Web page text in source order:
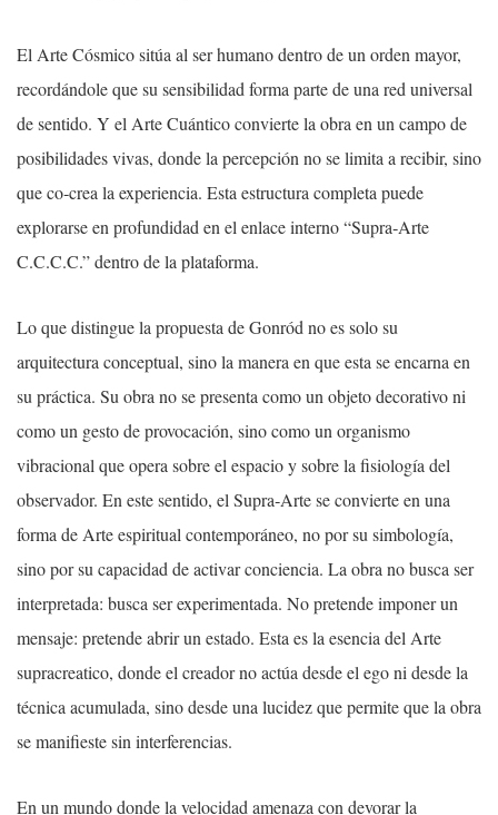
El Arte Cósmico sitúa al ser humano dentro de un orden mayor,
recordándole que su sensibilidad forma parte de una red universal
de sentido. Y el Arte Cuántico convierte la obra en un campo de
posibilidades vivas, donde la percepción no se limita a recibir, sino
que co‑crea la experiencia. Esta estructura completa puede
explorarse en profundidad en el enlace interno “Supra‑Arte
C.C.C.C.” dentro de la plataforma.
Lo que distingue la propuesta de Gonród no es solo su
arquitectura conceptual, sino la manera en que esta se encarna en
su práctica. Su obra no se presenta como un objeto decorativo ni
como un gesto de provocación, sino como un organismo
vibracional que opera sobre el espacio y sobre la fisiología del
observador. En este sentido, el Supra‑Arte se convierte en una
forma de Arte espiritual contemporáneo, no por su simbología,
sino por su capacidad de activar conciencia. La obra no busca ser
interpretada: busca ser experimentada. No pretende imponer un
mensaje: pretende abrir un estado. Esta es la esencia del Arte
supracreatico, donde el creador no actúa desde el ego ni desde la
técnica acumulada, sino desde una lucidez que permite que la obra
se manifieste sin interferencias.
En un mundo donde la velocidad amenaza con devorar la